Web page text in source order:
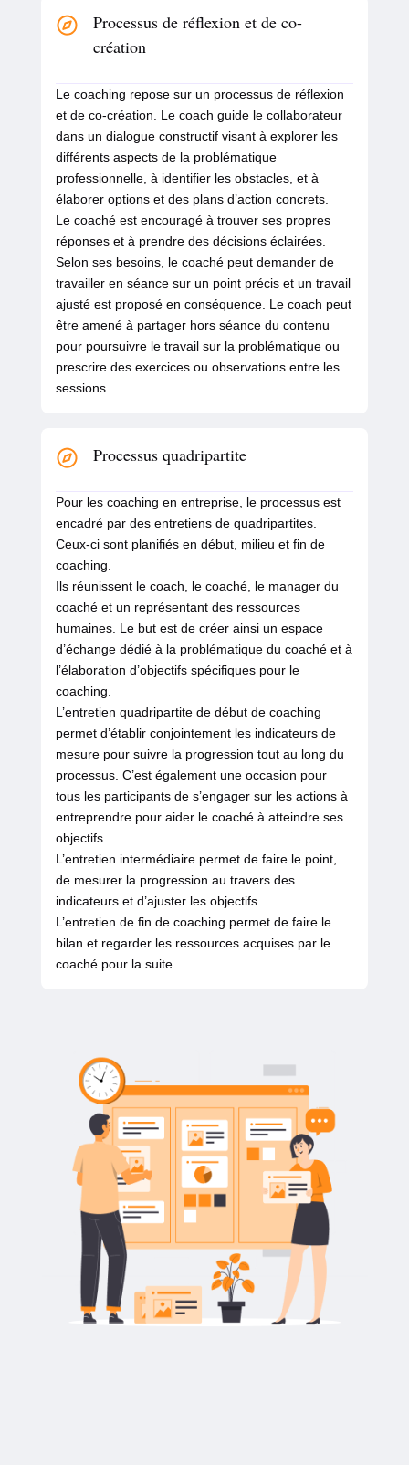
Processus de réflexion et de co-
création
Le coaching repose sur un processus de réflexion
et de co-création. Le coach guide le collaborateur
dans un dialogue constructif visant à explorer les
différents aspects de la problématique
professionnelle, à identifier les obstacles, et à
élaborer options et des plans d’action concrets.
Le coaché est encouragé à trouver ses propres
réponses et à prendre des décisions éclairées.
Selon ses besoins, le coaché peut demander de
travailler en séance sur un point précis et un travail
ajusté est proposé en conséquence. Le coach peut
être amené à partager hors séance du contenu
pour poursuivre le travail sur la problématique ou
prescrire des exercices ou observations entre les
sessions.
Processus quadripartite
Pour les coaching en entreprise, le processus est
encadré par des entretiens de quadripartites.
Ceux-ci sont planifiés en début, milieu et fin de
coaching.
Ils réunissent le coach, le coaché, le manager du
coaché et un représentant des ressources
humaines. Le but est de créer ainsi un espace
d’échange dédié à la problématique du coaché et à
l’élaboration d’objectifs spécifiques pour le
coaching.
L’entretien quadripartite de début de coaching
permet d’établir conjointement les indicateurs de
mesure pour suivre la progression tout au long du
processus. C’est également une occasion pour
tous les participants de s’engager sur les actions à
entreprendre pour aider le coaché à atteindre ses
objectifs.
L’entretien intermédiaire permet de faire le point,
de mesurer la progression au travers des
indicateurs et d’ajuster les objectifs.
L’entretien de fin de coaching permet de faire le
bilan et regarder les ressources acquises par le
coaché pour la suite.